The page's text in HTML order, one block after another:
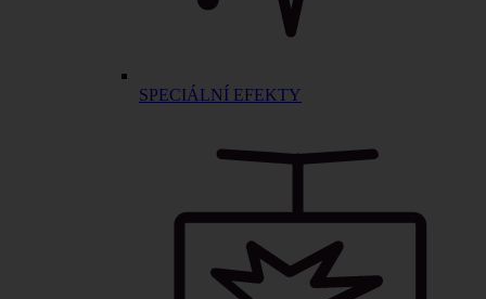
SPECIÁLNÍ EFEKTY